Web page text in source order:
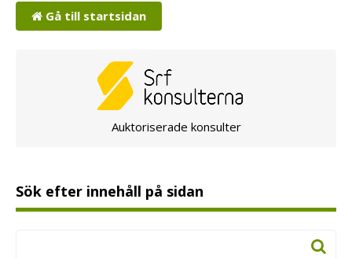
Gå till startsidan
Auktoriserade konsulter
Sök efter innehåll på sidan